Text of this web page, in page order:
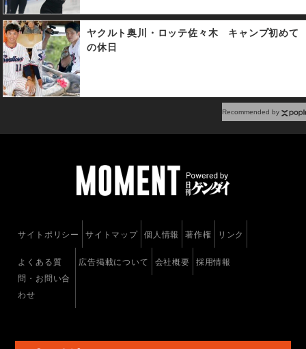
ヤクルト奥川・ロッテ佐々木 キャンプ初めて
の休日
Recommended by
サイトポリシー サイトマップ 個人情報 著作権 リンク
よくある質
問・お問い合
わせ
広告掲載について 会社概要 採用情報